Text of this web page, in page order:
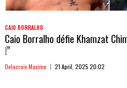
CAIO BORRALHO
Caio Borralho défie Khamzat
!”
Delacroix Maxime 21 April, 2025 20:02